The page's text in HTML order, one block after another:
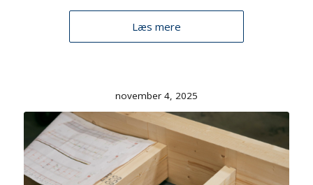
Læs mere
november 4, 2025